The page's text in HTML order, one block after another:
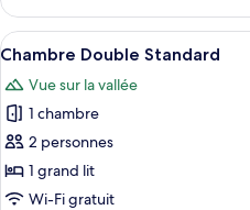
Deluxe
le
type
de
Chambre
Double
Deluxe
Afficher
toutes
les
photos
pour
ce
type
3
Chambre Double Standard
Vue sur la vallée
1 chambre
2 personnes
1 grand lit
Wi-Fi gratuit